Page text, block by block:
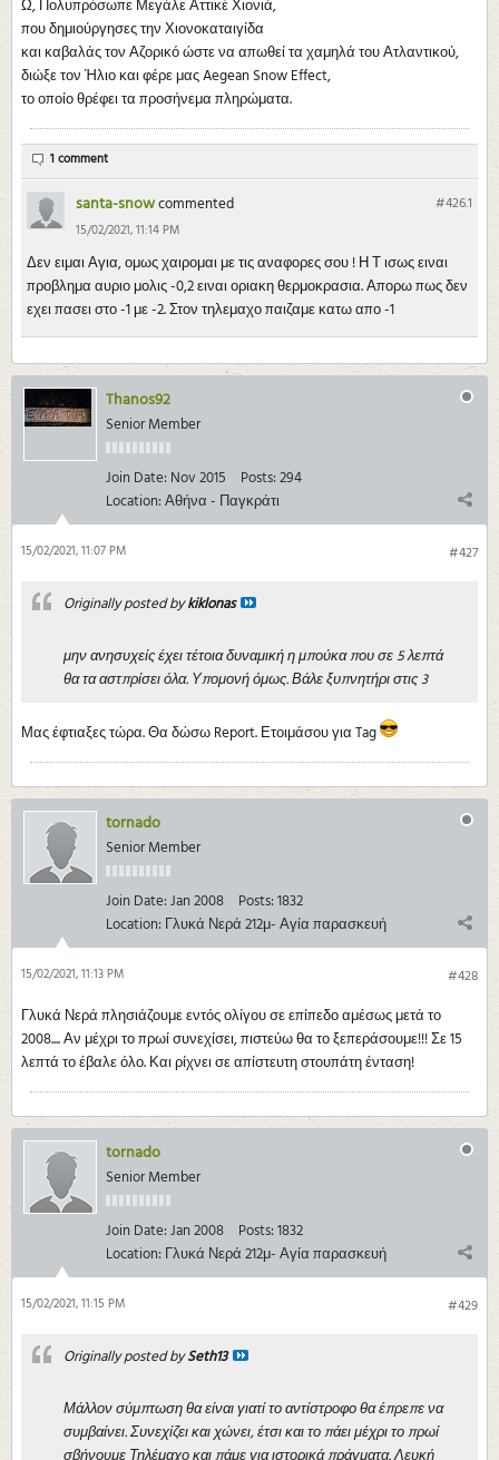
Ω, Πολυπρόσωπε Μεγάλε Αττικέ Χιονιά,
που δημιούργησες την Χιονοκαταιγίδα
και καβαλάς τον Αζορικό ώστε να απωθεί τα χαμηλά του Ατλαντικού,
διώξε τον Ήλιο και φέρε μας Aegean Snow Effect,
το οποίο θρέφει τα προσήνεμα πληρώματα.
1 comment
#426.1
santa-snowcommented
15/02/2021, 11:14 PM
Δεν ειμαι Αγια, ομως χαιρομαι με τις αναφορες σου ! Η Τ ισως ειναι
προβλημα αυριο μολις -0,2 ειναι οριακη θερμοκρασια. Απορω πως δεν
εχει πασει στο -1 με -2. Στον τηλεμαχο παιζαμε κατω απο -1
Thanos92
Senior Member
Join Date: Nov 2015 Posts:294
Location:Αθήνα - Παγκράτι
#427
15/02/2021, 11:07 PM
Originally posted bykiklonas
μην ανησυχείς έχει τέτοια δυναμική η μπούκα που σε 5 λεπτά
θα τα αστπρίσει όλα. Υπομονή όμως. Βάλε ξυπνητήρι στις 3
Μας έφτιαξες τώρα. Θα δώσω Report. Ετοιμάσου για Tag
tornado
Senior Member
Join Date:Jan 2008 Posts:1832
Location: Γλυκά Νερά 212μ- Αγία παρασκευή
#428
15/02/2021, 11:13 PM
Γλυκά Νερά πλησιάζουμε εντός ολίγου σε επίπεδο αμέσως μετά το
2008.... Αν μέχρι το πρωί συνεχίσει, πιστεύω θα το ξεπεράσουμε!!! Σε 15
λεπτά το έβαλε όλο. Και ρίχνει σε απίστευτη στουπάτη ένταση!
tornado
Senior Member
Join Date:Jan 2008 Posts:1832
Location: Γλυκά Νερά 212μ- Αγία παρασκευή
#429
15/02/2021, 11:15 PM
Originally posted bySeth13
Μάλλον σύμπτωση θα είναι γιατί το αντίστροφο θα έπρεπε να
συμβαίνει. Συνεχίζει και χώνει, έτσι και το πάει μέχρι το πρωί